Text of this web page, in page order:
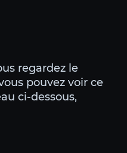
regardez le
pouvez voir ce
ci-dessous,